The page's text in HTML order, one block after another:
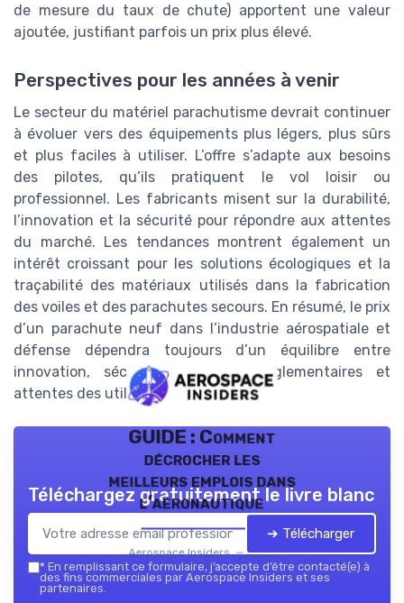
de mesure du taux de chute) apportent une valeur
ajoutée, justifiant parfois un prix plus élevé.
Perspectives pour les années à venir
Le secteur du matériel parachutisme devrait continuer
à évoluer vers des équipements plus légers, plus sûrs
et plus faciles à utiliser. L’offre s’adapte aux besoins
des pilotes, qu’ils pratiquent le vol loisir ou
professionnel. Les fabricants misent sur la durabilité,
l’innovation et la sécurité pour répondre aux attentes
du marché. Les tendances montrent également un
intérêt croissant pour les solutions écologiques et la
traçabilité des matériaux utilisés dans la fabrication
des voiles et des parachutes secours. En résumé, le prix
d’un parachute neuf dans l’industrie aérospatiale et
défense dépendra toujours d’un équilibre entre
innovation, sécurité, exigences réglementaires et
attentes des utilisateurs.
GUIDE : Comment
décrocher les
meilleurs emplois dans
l’aéronautique
Aerospace Insiders — 2026
Téléchargez gratuitement le livre blanc
➔ Télécharger
* En remplissant ce formulaire, j’accepte d’être contacté(e) à
des fins commerciales par Aerospace Insiders et ses
partenaires.